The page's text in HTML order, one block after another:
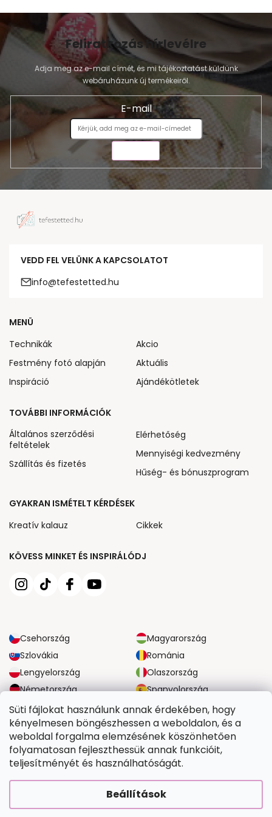
Süti fájlokat használunk annak érdekében, hogy
kényelmesen böngészhessen a weboldalon, és a
weboldal forgalma elemzésének köszönhetően
folyamatosan fejleszthessük annak funkcióit,
teljesítményét és használhatóságát.
Beállítások
Feliratkozás hírlevélre
Adja meg az e-mail címét, és mi tájékoztatást küldünk
webáruházunk új termékeiről.
E-mail
VEDD FEL VELÜNK A KAPCSOLATOT
info@tefestetted.hu
KÖVESS MINKET ÉS INSPIRÁLÓDJ
Csehország
Magyarország
Szlovákia
Románia
Lengyelország
Olaszország
Németország
Spanyolország
Nagy-Britannia
Ausztria
MENÜ
Technikák
Festmény fotó alapján
Inspiráció
Akcio
Aktuális
Ajándékötletek
TOVÁBBI INFORMÁCIÓK
Általános szerződési
feltételek
Szállítás és fizetés
Elérhetőség
Mennyiségi kedvezmény
Hűség- és bónuszprogram
GYAKRAN ISMÉTELT KÉRDÉSEK
Kreatív kalauz
Cikkek
MEGBÍZHATÓ SZÁLLÍTÁSI LEHETŐSÉGEK
BIZTONSÁGOS FIZETÉSI LEHETŐSÉGEK